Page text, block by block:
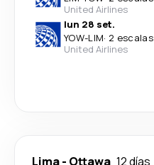
United Airlines
lun 28 set.
YOW-LIM· 2 escalas
United Airlines
Lima- Ottawa 12 días